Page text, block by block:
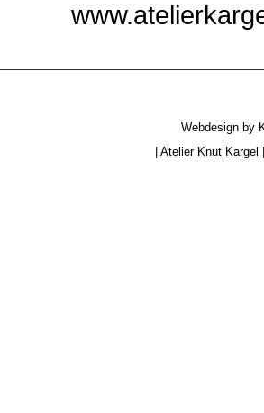
Webdesign by
|Atelier Knut Kargel